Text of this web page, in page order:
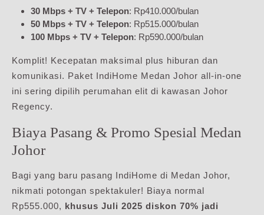
30 Mbps + TV + Telepon: Rp410.000/bulan
50 Mbps + TV + Telepon: Rp515.000/bulan
100 Mbps + TV + Telepon: Rp590.000/bulan
Komplit! Kecepatan maksimal plus hiburan dan
komunikasi. Paket IndiHome Medan Johor all-in-one
ini sering dipilih perumahan elit di kawasan Johor
Regency.
Biaya Pasang & Promo Spesial Medan
Johor
Bagi yang baru pasang IndiHome di Medan Johor,
nikmati potongan spektakuler! Biaya normal
Rp555.000, khusus Juli 2025 diskon 70% jadi